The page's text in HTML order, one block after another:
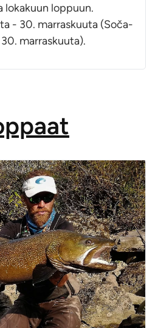
lokakuun loppuun.
- 30. marraskuuta (Soča-
marraskuuta).